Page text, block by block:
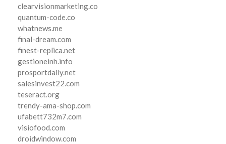
clearvisionmarketing.co
quantum-code.co
whatnews.me
final-dream.com
finest-replica.net
gestioneinh.info
prosportdaily.net
salesinvest22.com
teseract.org
trendy-ama-shop.com
ufabett732m7.com
visiofood.com
droidwindow.com